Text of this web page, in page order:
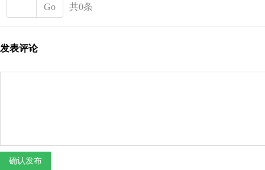
Go 共0条
发表评论